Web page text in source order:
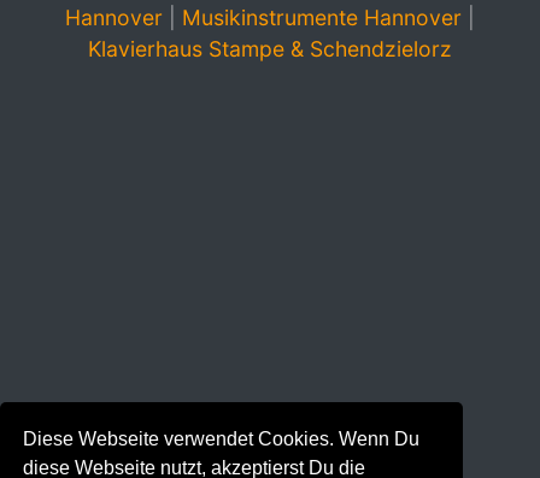
Diese Webseite verwendet Cookies. Wenn Du
diese Webseite nutzt, akzeptierst Du die
Hannover
Musikinstrumente Hannover
Klavierhaus Stampe & Schendzielorz